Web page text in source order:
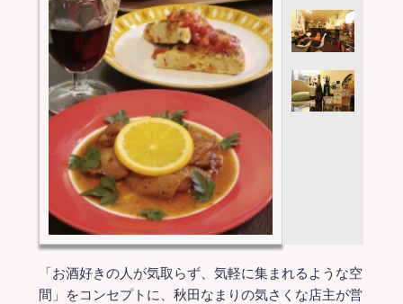
「お酒好きの人が気取らず、気軽に集まれるような空
間」をコンセプトに、秋田なまりの気さくな店主が営